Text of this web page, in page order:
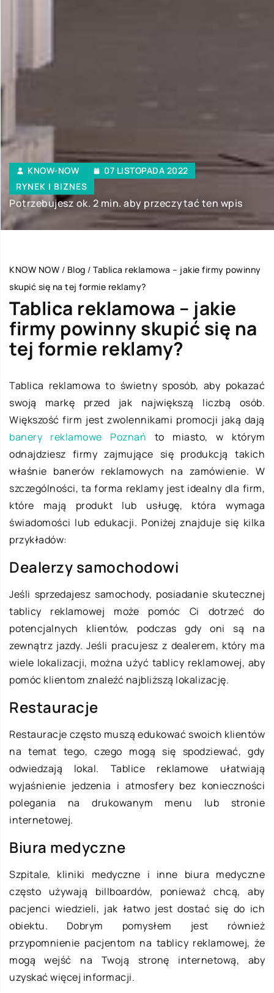
KNOW-NOW
07 LISTOPADA 2022
RYNEK I BIZNES
Potrzebujesz ok. 2 min. aby przeczytać ten wpis
KNOW NOW / Blog / Tablica reklamowa – jakie firmy powinny
skupić się na tej formie reklamy?
Tablica reklamowa – jakie
firmy powinny skupić się na
tej formie reklamy?
Tablica reklamowa to świetny sposób, aby pokazać
swoją markę przed jak największą liczbą osób.
Większość firm jest zwolennikami promocji jaką dają
banery reklamowe Poznań to miasto, w którym
odnajdziesz firmy zajmujące się produkcją takich
właśnie banerów reklamowych na zamówienie. W
szczególności, ta forma reklamy jest idealny dla firm,
które mają produkt lub usługę, która wymaga
świadomości lub edukacji. Poniżej znajduje się kilka
przykładów:
Dealerzy samochodowi
Jeśli sprzedajesz samochody, posiadanie skutecznej
tablicy reklamowej może pomóc Ci dotrzeć do
potencjalnych klientów, podczas gdy oni są na
zewnątrz jazdy. Jeśli pracujesz z dealerem, który ma
wiele lokalizacji, można użyć tablicy reklamowej, aby
pomóc klientom znaleźć najbliższą lokalizację.
Restauracje
Restauracje często muszą edukować swoich klientów
na temat tego, czego mogą się spodziewać, gdy
odwiedzają lokal. Tablice reklamowe ułatwiają
wyjaśnienie jedzenia i atmosfery bez konieczności
polegania na drukowanym menu lub stronie
internetowej.
Biura medyczne
Szpitale, kliniki medyczne i inne biura medyczne
często używają billboardów, ponieważ chcą, aby
pacjenci wiedzieli, jak łatwo jest dostać się do ich
obiektu. Dobrym pomysłem jest również
przypomnienie pacjentom na tablicy reklamowej, że
mogą wejść na Twoją stronę internetową, aby
uzyskać więcej informacji.